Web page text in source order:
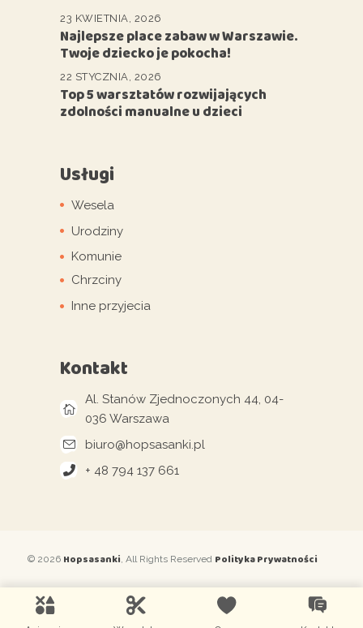
23 KWIETNIA, 2026
Najlepsze place zabaw w Warszawie.
Twoje dziecko je pokocha!
22 STYCZNIA, 2026
Top 5 warsztatów rozwijających
zdolności manualne u dzieci
Usługi
Wesela
Urodziny
Komunie
Chrzciny
Inne przyjecia
Kontakt
Al. Stanów Zjednoczonych 44, 04-
036 Warszawa
biuro@hopsasanki.pl
+ 48 794 137 661
© 2026 Hopsasanki, All Rights Reserved Polityka Prywatności